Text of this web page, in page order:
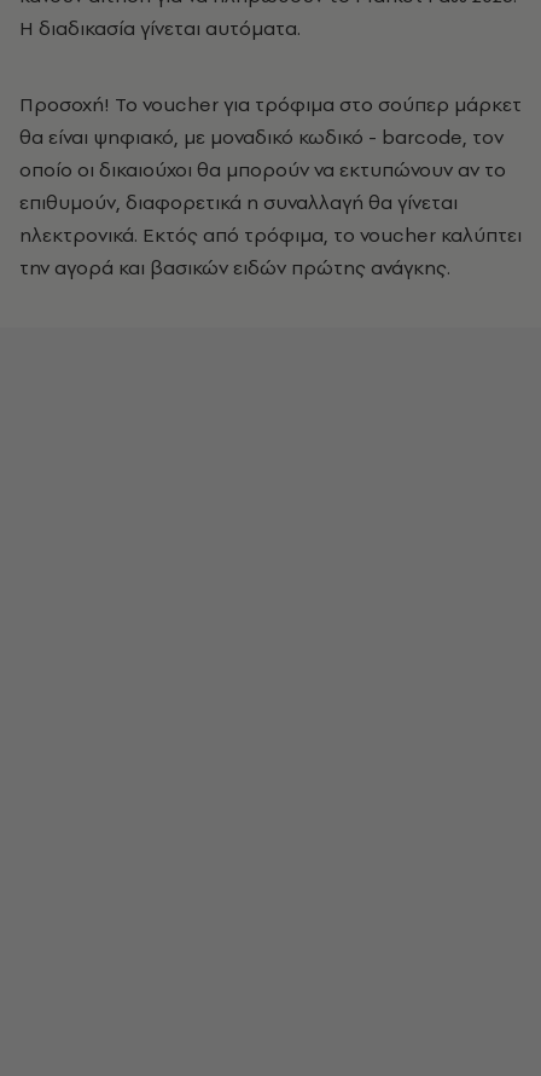
Η διαδικασία γίνεται αυτόματα.
Προσοχή! Το voucher για τρόφιμα στο σούπερ μάρκετ
θα είναι ψηφιακό, με μοναδικό κωδικό - barcode, τον
οποίο οι δικαιούχοι θα μπορούν να εκτυπώνουν αν το
επιθυμούν, διαφορετικά η συναλλαγή θα γίνεται
ηλεκτρονικά. Εκτός από τρόφιμα, το voucher καλύπτει
την αγορά και βασικών ειδών πρώτης ανάγκης.